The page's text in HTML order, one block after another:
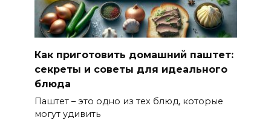
Как приготовить домашний паштет:
секреты и советы для идеального
блюда
Паштет – это одно из тех блюд, которые
могут удивить